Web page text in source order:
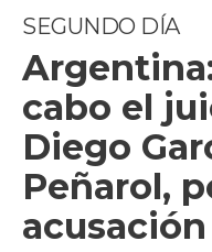
SEGUNDO DÍA
cabo el
Diego
Peñarol,